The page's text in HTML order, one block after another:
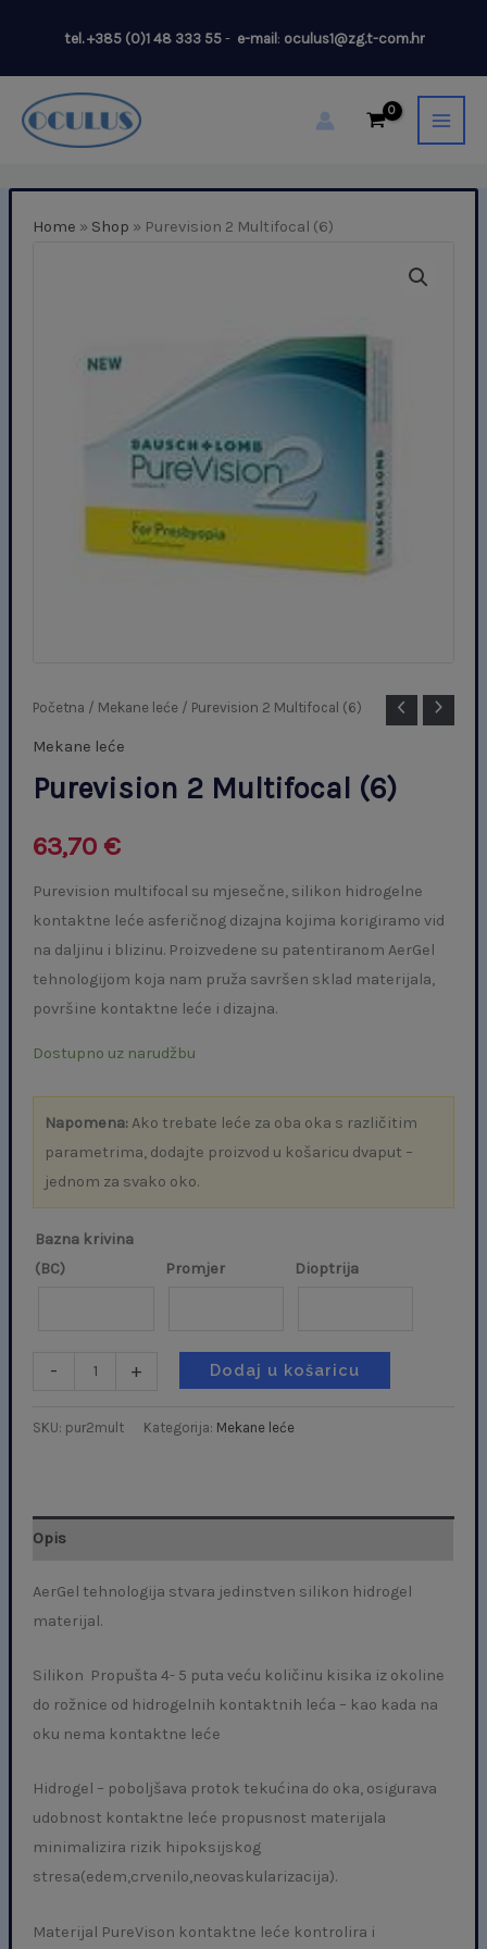
content
tel.+385 (0)1 48 333 55- e-mail: oculus1@zg.t-com.hr
Home » Shop » Purevision 2 Multifocal (6)
Početna / Mekane leće / Purevision 2 Multifocal (6)
Mekane leće
Purevision 2 Multifocal (6)
63,70 €
Purevision multifocal su mjesečne, silikon hidrogelne
kontaktne leće asferičnog dizajna kojima korigiramo vid
na daljinu i blizinu. Proizvedene su patentiranom AerGel
tehnologijom koja nam pruža savršen sklad materijala,
površine kontaktne leće i dizajna.
Dostupno uz narudžbu
Napomena:Ako trebate leće za oba oka s različitim
parametrima, dodajte proizvod u košaricu dvaput –
jednom za svako oko.
Bazna krivina
(BC)
Promjer Dioptrija
-
Purevision
2
(6)
+ Dodaj u košaricu
SKU: pur2mult Kategorija: Mekane leće
Opis
AerGel tehnologija stvara jedinstven silikon hidrogel
materijal.
Silikon Propušta 4- 5 puta veću količinu kisika iz okoline
do rožnice od hidrogelnih kontaktnih leća – kao kada na
oku nema kontaktne leće
Hidrogel – poboljšava protok tekućina do oka, osigurava
udobnost kontaktne leće propusnost materijala
minimalizira rizik hipoksijskog
stresa(edem,crvenilo,neovaskularizacija).
Materijal PureVison kontaktne leće kontrolira i